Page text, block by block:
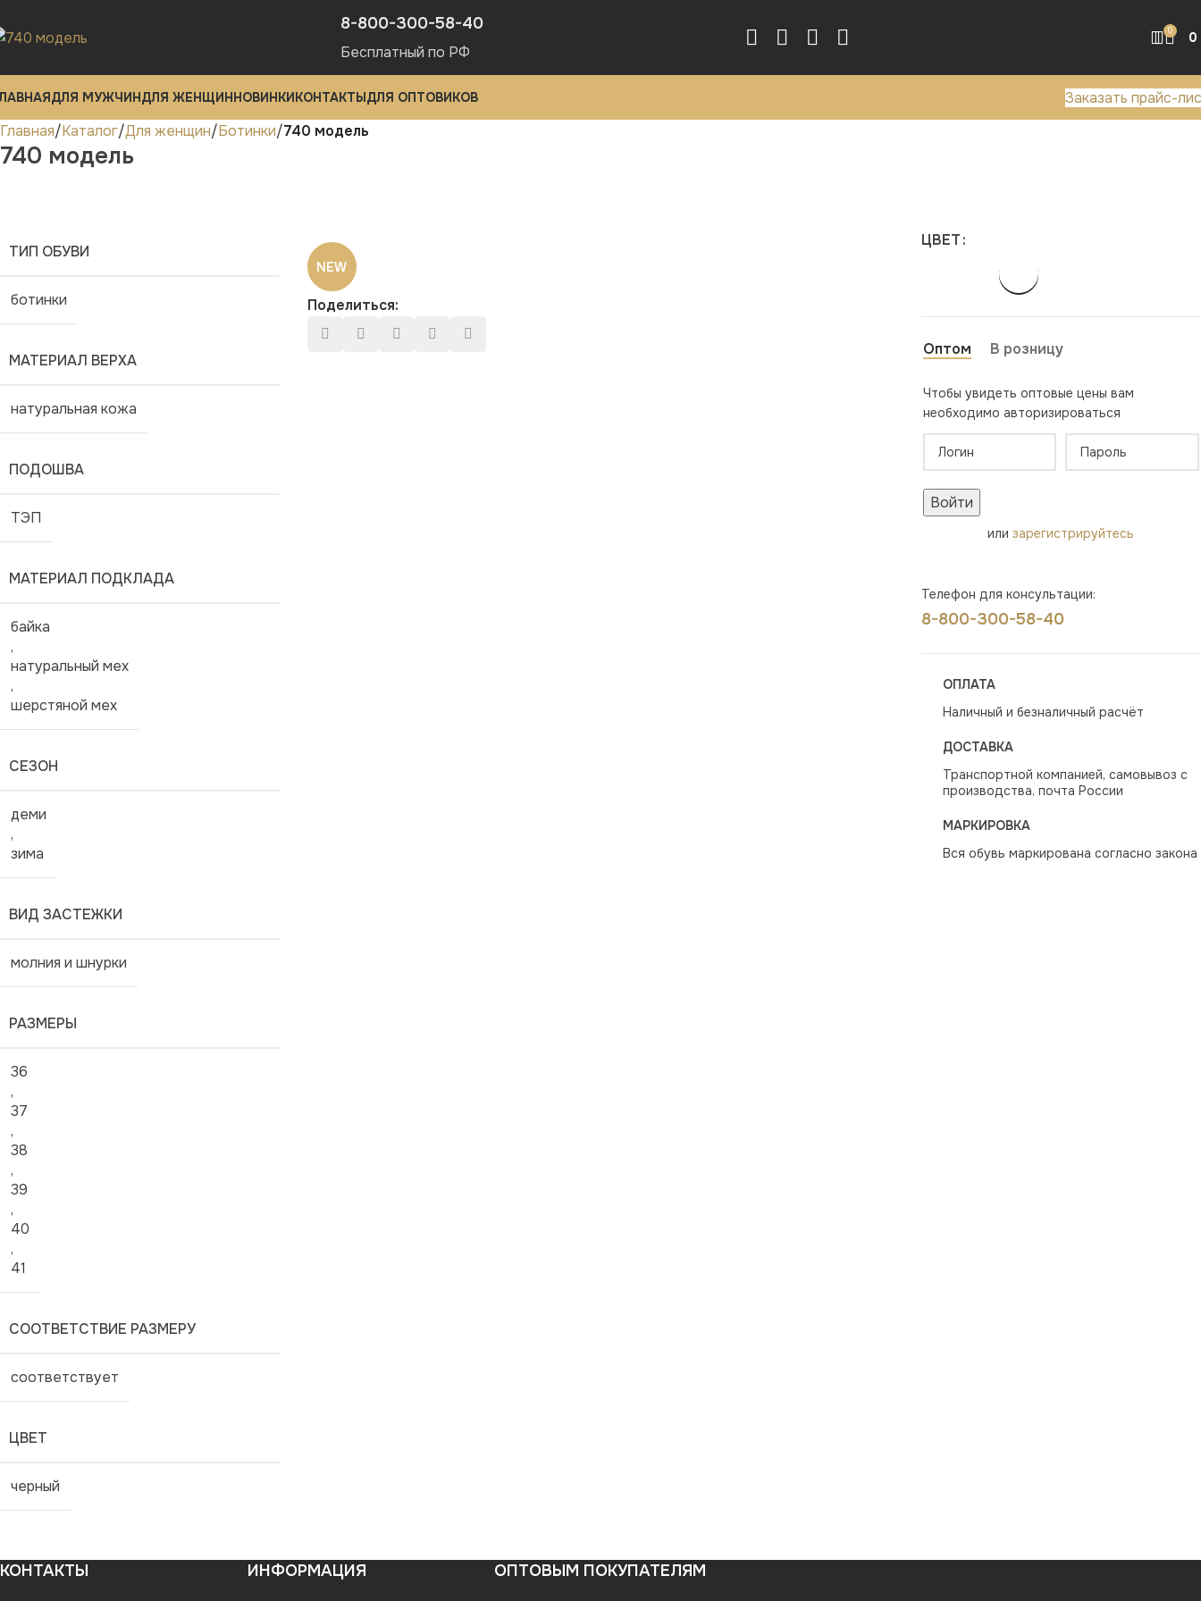
8-800-300-58-40
Бесплатный по РФ
0 0
ДЛЯ МУЖЧИНДЛЯ ЖЕНЩИННОВИНКИКОНТАКТЫДЛЯ ОПТОВИКОВ
Заказать прайс-
Главная Каталог Для женщин Ботинки 740 модель
740 модель
ТИП ОБУВИ
ботинки
МАТЕРИАЛ ВЕРХА
натуральная кожа
ПОДОШВА
ТЭП
МАТЕРИАЛ ПОДКЛАДА
байка
,
натуральный мех
,
шерстяной мех
СЕЗОН
деми
,
зима
ВИД ЗАСТЕЖКИ
молния и шнурки
РАЗМЕРЫ
36
,
37
,
38
,
39
,
40
,
41
СООТВЕТСТВИЕ РАЗМЕРУ
соответствует
ЦВЕТ
черный
NEW
Поделиться:
ЦВЕТ
Оптом В розницу
Чтобы увидеть оптовые цены вам
необходимо авторизироваться
Войти
илизарегистрируйтесь
Телефон для консультации:
8-800-300-58-40
ОПЛАТА
Наличный и безналичный расчёт
ДОСТАВКА
Транспортной компанией, самовывоз с
производства, почта России
МАРКИРОВКА
Вся обувь маркирована согласно закона
КОНТАКТЫ ИНФОРМАЦИЯ ОПТОВЫМ ПОКУПАТЕЛЯМ